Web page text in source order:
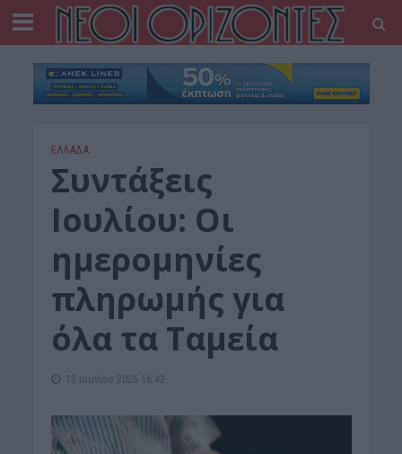
ΕΛΛΑΔΑ
Συντάξεις
Ιουλίου: Οι
ημερομηνίες
πληρωμής για
όλα τα Ταμεία
12 Ιουνίου 2026 16:42